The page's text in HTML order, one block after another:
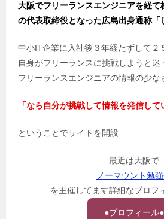
大阪でフリーランスエンジニアを経
の代表取締役となった広島出身通称「
中小IT企業に入社後３年経たずして２
自身がフリーランスに挑戦しようと
フリーランスエンジニアの情報の少な
「なら自分が挑戦して情報を発信して
ということでサイトを開設
最近は大阪で
ノーマウント勉
を主催してます詳細なプロフ
●プロフィール●